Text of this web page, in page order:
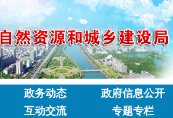
政务动态
政府信息公开
互动交流 专题专栏